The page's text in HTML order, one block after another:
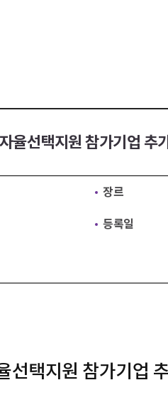
율선택지원 참가기업 추
장르
등록일
선택지원 참가기업